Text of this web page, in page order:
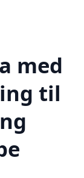
med
til